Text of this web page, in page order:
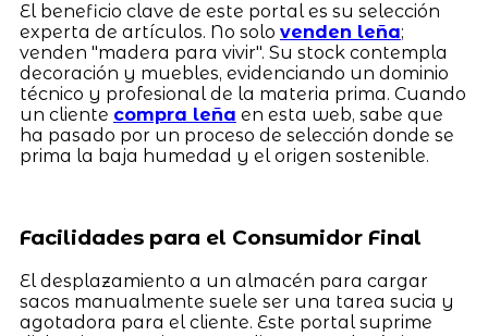
El beneficio clave de este portal es su selección
experta de artículos. No solo venden leña;
venden "madera para vivir". Su stock contempla
decoración y muebles, evidenciando un dominio
técnico y profesional de la materia prima. Cuando
un cliente compra leña en esta web, sabe que
ha pasado por un proceso de selección donde se
prima la baja humedad y el origen sostenible.
Facilidades para el Consumidor Final
El desplazamiento a un almacén para cargar
sacos manualmente suele ser una tarea sucia y
agotadora para el cliente. Este portal suprime